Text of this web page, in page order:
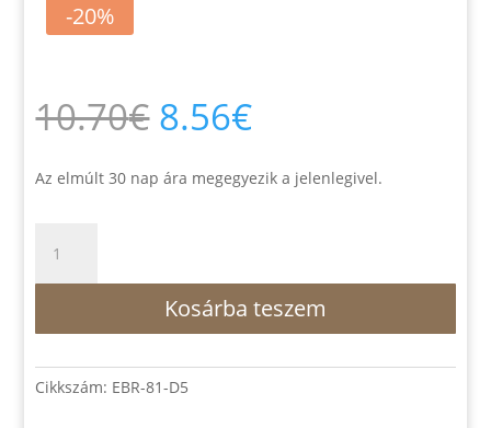
-20%
10.70€ Original
price
was:
10.70€.
8.56€Current
is:
8.56€.
Az elmúlt 30 nap ára megegyezik a jelenlegivel.
mezsgyéjén
az
–
Dr.
Kosárba teszem
Cikkszám: EBR-81-D5